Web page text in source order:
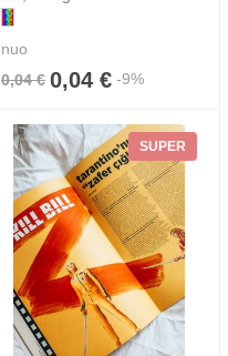
nuo
0,04 € 0,04 € -9%
SUPER